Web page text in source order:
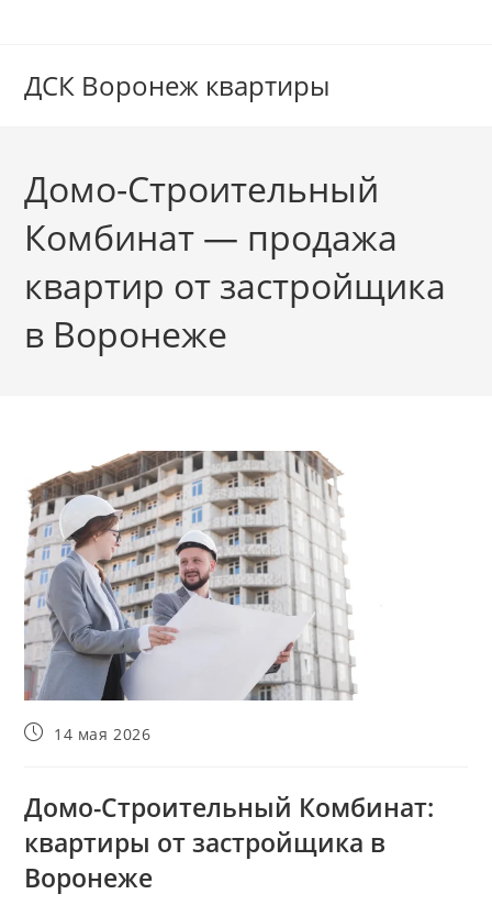
ДСК Воронеж квартиры
Домо-Строительный
Комбинат — продажа
квартир от застройщика
в Воронеже
Запись14 мая 2026
Домо-Строительный Комбинат:
квартиры от застройщика в
Воронеже